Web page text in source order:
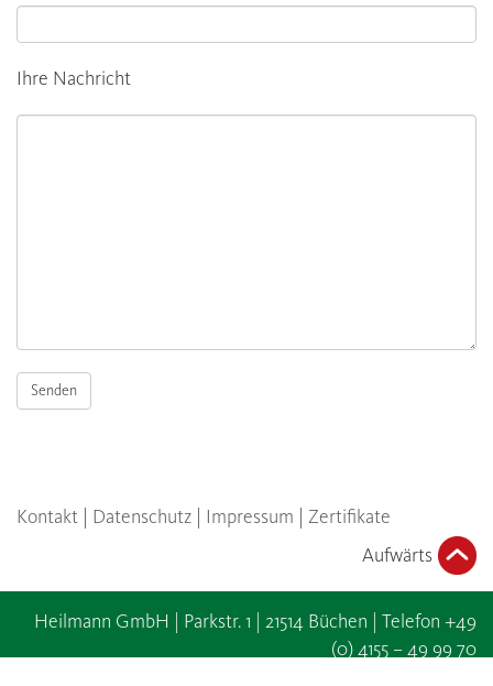
Ihre Nachricht
Kontakt Datenschutz Impressum
Zertifikate
Aufwärts
Heilmann GmbH | Parkstr. 1 | 21514 Büchen | Telefon +49
(0) 4155 – 49 99 70